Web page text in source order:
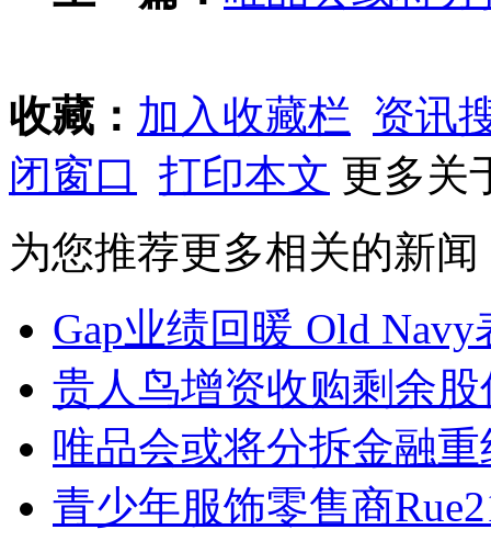
收藏： 加入收藏栏 资讯
闭窗口
打印本文 更多关
为您推荐更多相关的新闻
Gap业绩回暖 Old
贵人鸟增资收购剩余
唯品会或将分拆金融
青少年服饰零售商